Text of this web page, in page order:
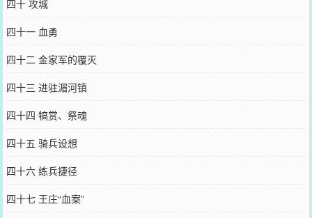
四十 攻城
四十一 血勇
四十二 金家军的覆灭
四十三 进驻湄河镇
四十四 犒赏、祭魂
四十五 骑兵设想
四十六 练兵捷径
四十七 王庄“血案”